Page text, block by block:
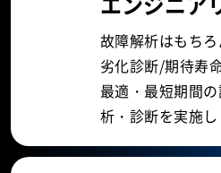
故障解析はもち
劣化診断/期待寿
最適・最短期間
析・診断を実施し